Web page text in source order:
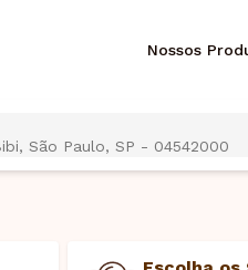
Nossos
São Paulo, SP - 04542000